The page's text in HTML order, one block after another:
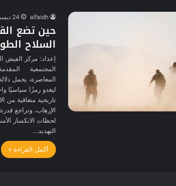
alfaidh 24 ديسمبر، 2025
حين تضع
السلاح
إعداد: مركز الفيض
المجتمعية المقدمة
المعاصرة، يحمل
ليغدو رمزًا سياسيًا
تاريخية متعاقبة من
الإرهاب، وتراجع
التهديد…
أكمل القراءة »